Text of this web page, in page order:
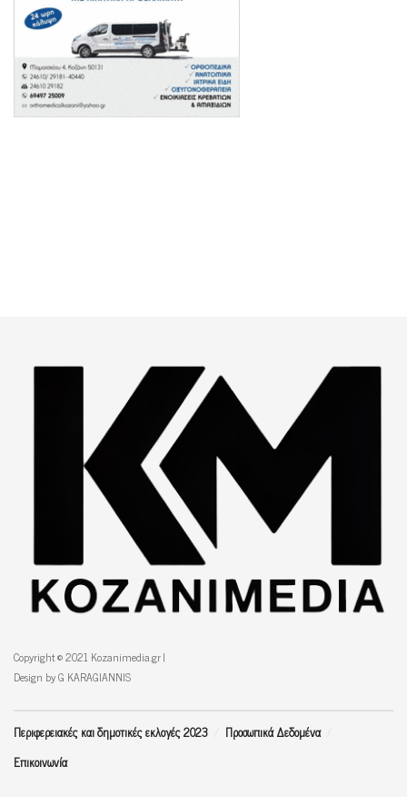
Copyright © 2021 Kozanimedia.gr |
Design by G KARAGIANNIS
Περιφερειακές και δημοτικές εκλογές 2023
Προσωπικά Δεδομένα
Επικοινωνία